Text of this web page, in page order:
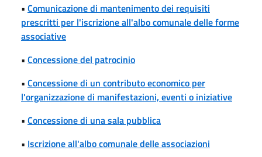
• Comunicazione di mantenimento dei requisiti
prescritti per l'iscrizione all'albo comunale delle forme
associative
• Concessione del patrocinio
• Concessione di un contributo economico per
l'organizzazione di manifestazioni, eventi o iniziative
• Concessione di una sala pubblica
• Iscrizione all'albo comunale delle associazioni